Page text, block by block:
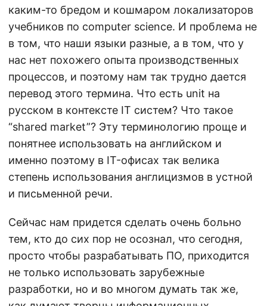
каким-то бредом и кошмаром локализаторов
учебников по computer science. И проблема не
в том, что наши языки разные, а в том, что у
нас нет похожего опыта производственных
процессов, и поэтому нам так трудно дается
перевод этого термина. Что есть unit на
русском в контексте IT систем? Что такое
“shared market”? Эту терминологию проще и
понятнее использовать на английском и
именно поэтому в IT-офисах так велика
степень использования англицизмов в устной
и письменной речи.
Сейчас нам придется сделать очень больно
тем, кто до сих пор не осознал, что сегодня,
просто чтобы разрабатывать ПО, приходится
не только использовать зарубежные
разработки, но и во многом думать так же,